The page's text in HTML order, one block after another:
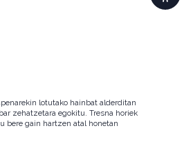
lotutako hainbat alderditan
zehatzetara egokitu. Tresna horiek
bere gain hartzen atal honetan